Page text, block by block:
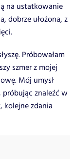
na ustatkowanie
dobrze ułożona, z
Próbowałam
szmer z mojej
Mój umysł
próbując znaleźć w
kolejne zdania